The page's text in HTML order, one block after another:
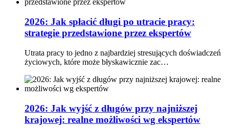
2026: Jak spłacić długi po utracie pracy:
strategie przedstawione przez ekspertów
Utrata pracy to jedno z najbardziej stresujących doświadczeń
życiowych, które może błyskawicznie zac…
2026: Jak wyjść z długów przy najniższej
krajowej: realne możliwości wg ekspertów